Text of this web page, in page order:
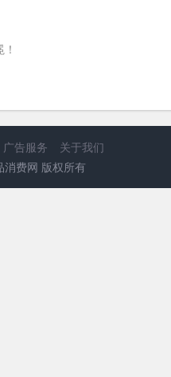
广告服务
关于我们
费网 版权所有